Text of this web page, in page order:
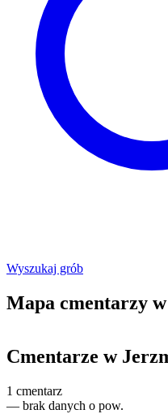
Wyszukaj grób
Mapa cmentarzy
+
Cmentarze w
1 cmentarz
— brak danych o pow.